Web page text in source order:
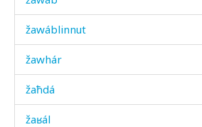
žawáblinnut
žawhár
žaħdá
žaʁál